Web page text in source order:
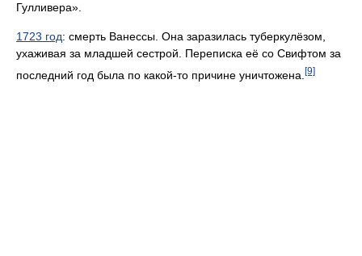
Гулливера».
1723 год: смерть Ванессы. Она заразилась туберкулёзом,
ухаживая за младшей сестрой. Переписка её со Свифтом за
последний год была по какой-то причине уничтожена. [9]